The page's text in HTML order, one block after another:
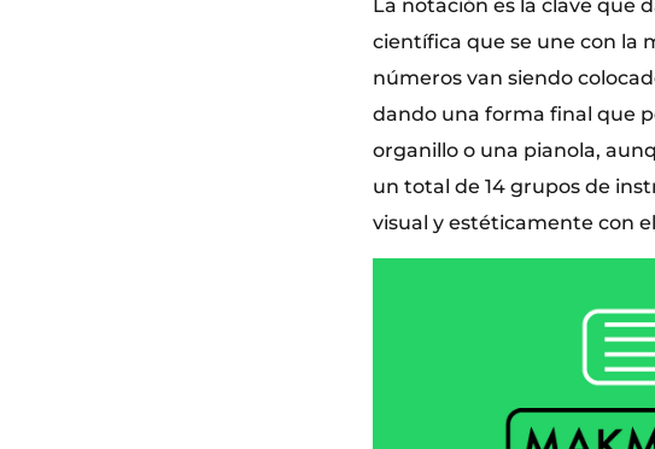
La notación es la clave que
científica que se une con la
números van siendo
dando una forma final que
organillo o una pianola,
un total de 14 grupos de
visual y estéticamente con